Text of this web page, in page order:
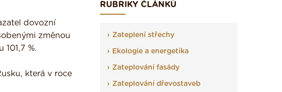
dovozní
změnou
%.
která v roce
RUBRIKY ČLÁNKŮ
Zateplení střechy
Ekologie a energetika
Zateplování fasády
Zateplování dřevostaveb